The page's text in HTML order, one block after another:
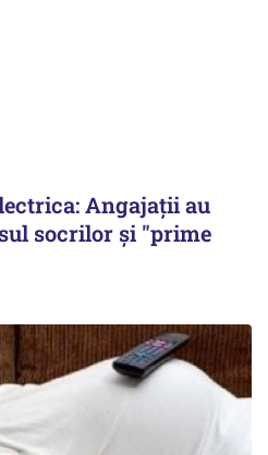
Angajații au
socrilor și "prime